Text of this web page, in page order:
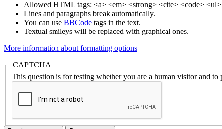
Allowed HTML tags: <a> <em> <strong> <cite> <code>
Lines and paragraphs break automatically.
You can use BBCode tags in the text.
Textual smileys will be replaced with graphical ones.
More information about formatting options
CAPTCHA
This question is for testing whether you are a human visitor and to